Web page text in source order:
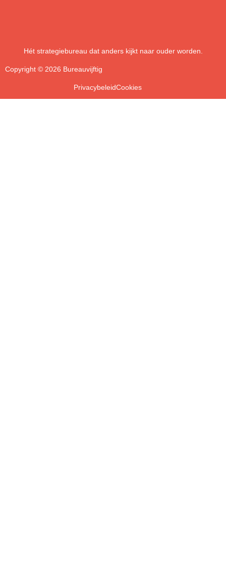
Hét strategiebureau dat anders kijkt naar ouder worden.
Copyright © 2026 Bureauvijftig
PrivacybeleidCookies